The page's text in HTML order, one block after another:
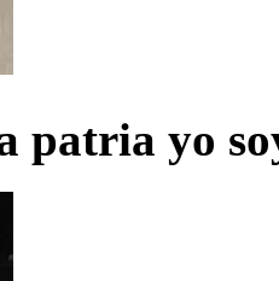
patria yo